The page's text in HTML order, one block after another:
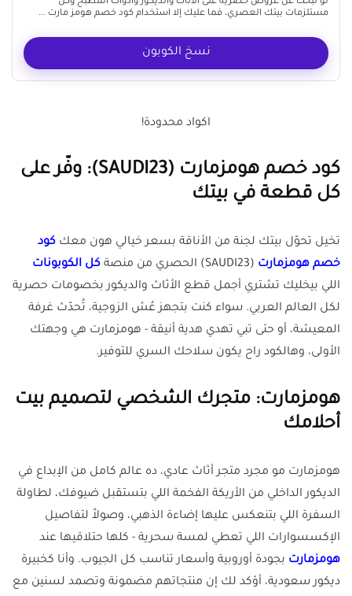
مستلزمات بيتك العصري، فما عليك إلا استخدام كود خصم هومز مارت ...
نسخ الكوبون
اكواد محدودة!
كود خصم هومزمارت (SAUDI23): وفّر على
كل قطعة في بيتك
تخيل تحوّل بيتك لجنة من الأناقة بسعر خيالي هون معك كود
خصم هومزمارت (SAUDI23) الحصري من منصة
كل الكوبونات
اللي بيخليك تشتري أجمل قطع الأثاث والديكور بخصومات حصرية
لكل العالم العربي. سواء كنت بتجهز عُش الزوجية، تُحدّث غرفة
المعيشة، أو حتى تبي تهدي هدية أنيقة - هومزمارت هي وجهتك
الأولى، وهالكود راح يكون سلاحك السري للتوفير.
هومزمارت: متجرك الشخصي لتصميم بيت
أحلامك
هومزمارت مو مجرد متجر أثاث عادي، ده عالم كامل من الإبداع في
الديكور الداخلي من الأريكة الفخمة اللي بتستقبل ضيوفك، لطاولة
السفرة اللي بتنعكس عليها إضاءة الذهبي، وصولاً لتفاصيل
الإكسسوارات اللي تعطي لمسة سحرية - كلها حتلاقيها عند
هومزمارت بجودة أوروبية وأسعار تناسب كل الجيوب. وأنا كخبيرة
ديكور سعودية، أؤكد لك إن منتجاتهم مضمونة وتصمد لسنين مع